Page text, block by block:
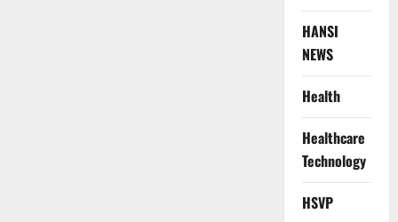
HANSI
NEWS
Health
Healthcare
Technology
HSVP